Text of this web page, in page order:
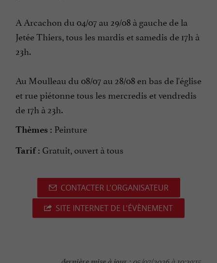
A Arcachon du 04/07 au 29/08 à gauche de la
Jetée Thiers, tous les mardis et samedis de 17h à
23h.
Au Moulleau du 08/07 au 28/08 en bas de l'église
et rue piétonne tous les mercredis et vendredis
de 17h à 23h.
Thèmes : Peinture
Tarif : Gratuit, ouvert à tous
CONTACTER L'ORGANISATEUR
SITE INTERNET DE L'ÉVÈNEMENT